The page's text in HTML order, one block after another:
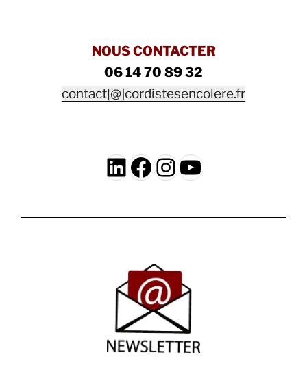
NOUS CONTACTER
06 14 70 89 32
contact[@]cordistesencolere.fr
LinkedIn
Facebook
Instagram
YouTube